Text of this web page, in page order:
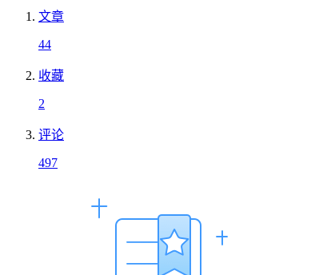
文章
44
收藏
2
评论
497